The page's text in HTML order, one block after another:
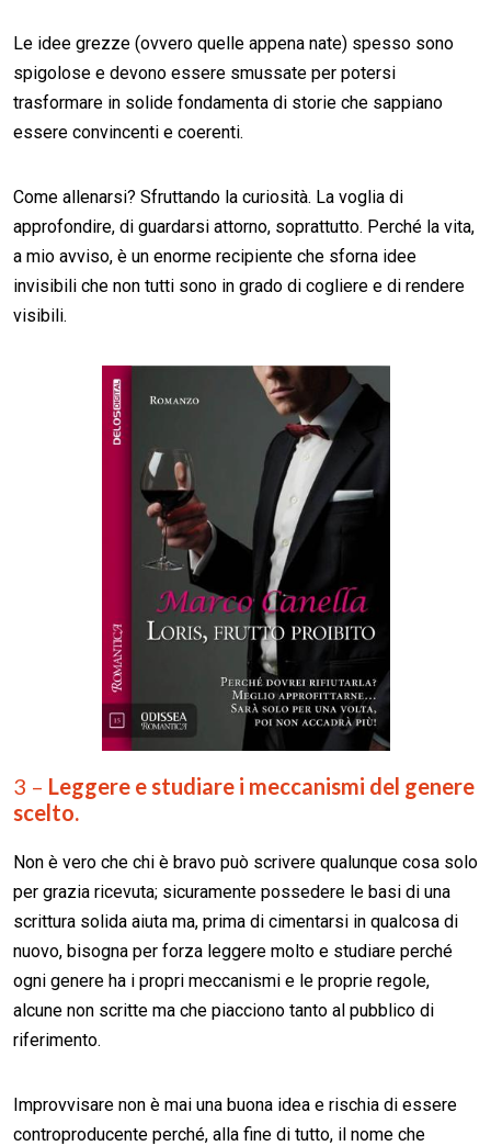
Le idee grezze (ovvero quelle appena nate) spesso sono
spigolose e devono essere smussate per potersi
trasformare in solide fondamenta di storie che sappiano
essere convincenti e coerenti.
Come allenarsi? Sfruttando la curiosità. La voglia di
approfondire, di guardarsi attorno, soprattutto. Perché la vita,
a mio avviso, è un enorme recipiente che sforna idee
invisibili che non tutti sono in grado di cogliere e di rendere
visibili.
3 – Leggere e studiare i meccanismi del genere
scelto.
Non è vero che chi è bravo può scrivere qualunque cosa solo
per grazia ricevuta; sicuramente possedere le basi di una
scrittura solida aiuta ma, prima di cimentarsi in qualcosa di
nuovo, bisogna per forza leggere molto e studiare perché
ogni genere ha i propri meccanismi e le proprie regole,
alcune non scritte ma che piacciono tanto al pubblico di
riferimento.
Improvvisare non è mai una buona idea e rischia di essere
controproducente perché, alla fine di tutto, il nome che